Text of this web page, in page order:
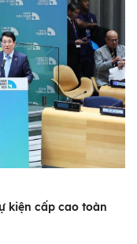
kiện cấp cao toàn